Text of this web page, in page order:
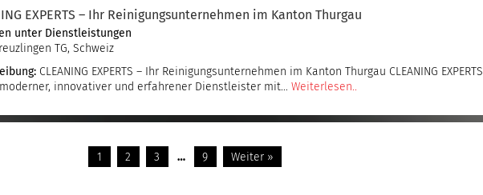
EXPERTS – Ihr Reinigungsunternehmen im Kanton Thurgau
unter Dienstleistungen
TG, Schweiz
CLEANING EXPERTS – Ihr Reinigungsunternehmen im Kanton Thurgau CLEANING EXPERTS
innovativer und erfahrener Dienstleister mit… Weiterlesen..
1 2 3 … 9 Weiter »